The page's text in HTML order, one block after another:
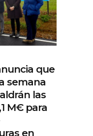
que
semana
las
M€ para
en